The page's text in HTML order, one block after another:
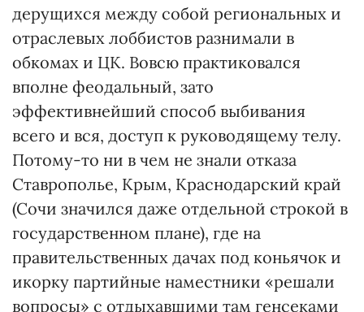
дерущихся между собой региональных и
отраслевых лоббистов разнимали в
обкомах и ЦК. Вовсю практиковался
вполне феодальный, зато
эффективнейший способ выбивания
всего и вся, доступ к руководящему телу.
Потому-то ни в чем не знали отказа
Ставрополье, Крым, Краснодарский край
(Сочи значился даже отдельной строкой в
государственном плане), где на
правительственных дачах под коньячок и
икорку партийные наместники «решали
вопросы» с отдыхавшими там генсеками